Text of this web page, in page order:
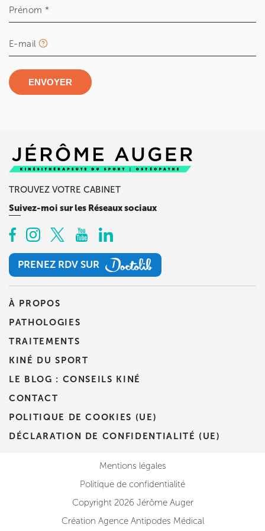
Prénom *
E-mail
ENVOYER
TROUVEZ VOTRE CABINET
Suivez-moi sur les Réseaux sociaux
PRENEZ RDV SUR
PRENEZ RDV SUR
À PROPOS
PATHOLOGIES
TRAITEMENTS
KINÉ DU SPORT
LE BLOG : CONSEILS KINÉ
CONTACT
POLITIQUE DE COOKIES (UE)
DÉCLARATION DE CONFIDENTIALITÉ (UE)
Mentions légales
Politique de confidentialité
Copyright 2026 Jérôme Auger
Création Agence Antipodes Médical